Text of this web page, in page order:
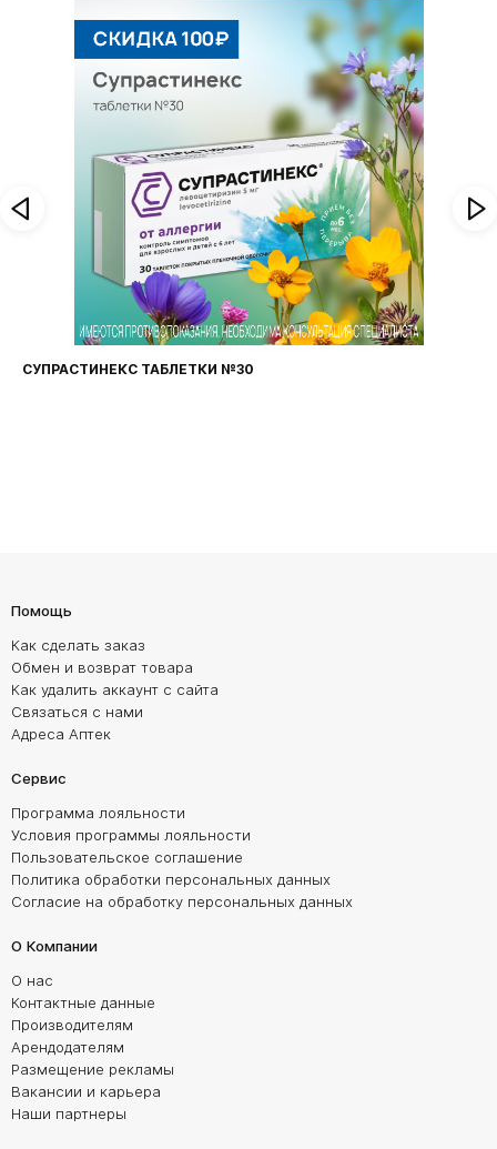
СУПРАСТИНЕКС ТАБЛЕТКИ №30
Помощь
Как сделать заказ
Обмен и возврат товара
Как удалить аккаунт с сайта
Связаться с нами
Адреса Аптек
Сервис
Программа лояльности
Условия программы лояльности
Пользовательское соглашение
Политика обработки персональных данных
Согласие на обработку персональных данных
О Компании
О нас
Контактные данные
Производителям
Арендодателям
Размещение рекламы
Вакансии и карьера
Наши партнеры